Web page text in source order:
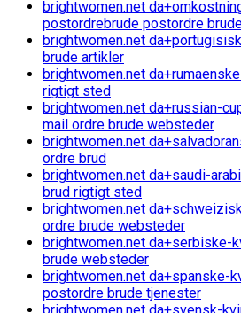
brightwomen.net
postordrebrude postordre
brightwomen.net
brude artikler
brightwomen.net
rigtigt sted
brightwomen.net da+russian-
mail ordre brude websteder
brightwomen.net
ordre brud
brightwomen.net da+saudi-
brud rigtigt sted
brightwomen.net
ordre brude websteder
brightwomen.net da+serbiske-
brude websteder
brightwomen.net da+spanske-
postordre brude tjenester